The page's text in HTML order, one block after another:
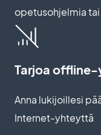
opetusohjelmia
Tarjoa
Anna lukijoillesi
Internet-yhteyttä